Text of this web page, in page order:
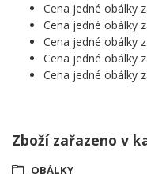
Cena jedné obálky
Cena jedné obálky
Cena jedné obálky
Cena jedné obálky
Cena jedné obálky
Zboží zařazeno v
OBÁLKY